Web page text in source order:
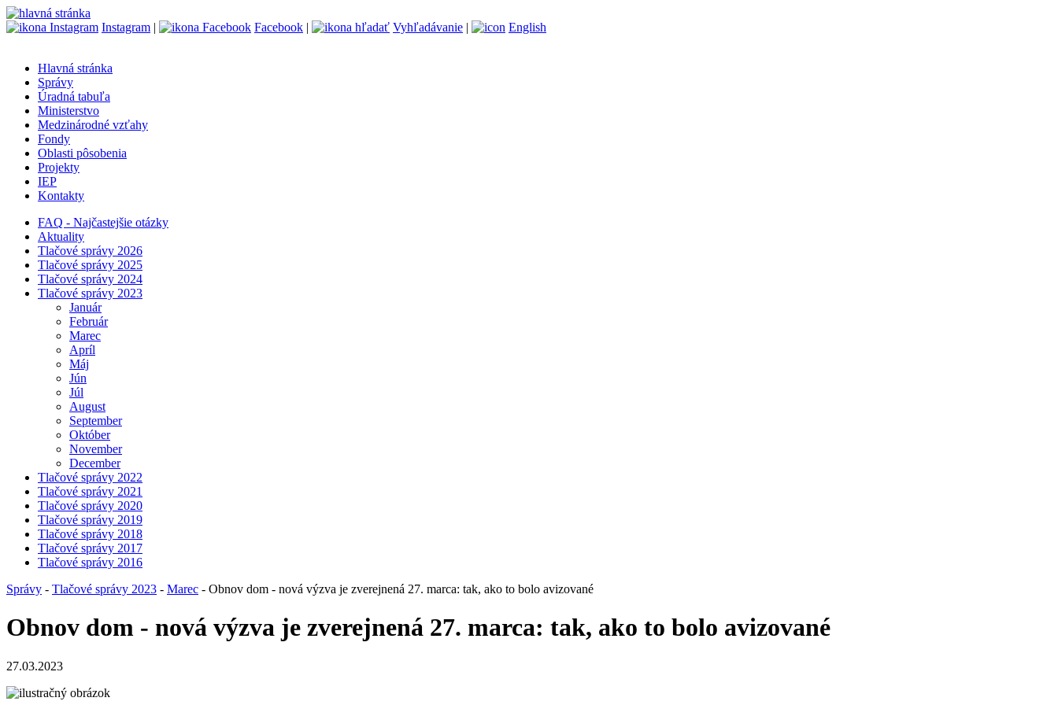
Instagram | Facebook | Vyhľadávanie | English
Hlavná stránka
Správy
Úradná tabuľa
Ministerstvo
Medzinárodné vzťahy
Fondy
Oblasti pôsobenia
Projekty
IEP
Kontakty
FAQ - Najčastejšie otázky
Aktuality
Tlačové správy 2026
Tlačové správy 2025
Tlačové správy 2024
Tlačové správy 2023
Január
Február
Marec
Apríl
Máj
Jún
Júl
August
September
Október
November
December
Tlačové správy 2022
Tlačové správy 2021
Tlačové správy 2020
Tlačové správy 2019
Tlačové správy 2018
Tlačové správy 2017
Tlačové správy 2016
Správy - Tlačové správy 2023 - Marec - Obnov dom - nová výzva je zverejnená 27. marca: tak, ako to bolo avizované
Obnov dom - nová výzva je zverejnená 27. marca: tak, ako to bolo avizované
27.03.2023